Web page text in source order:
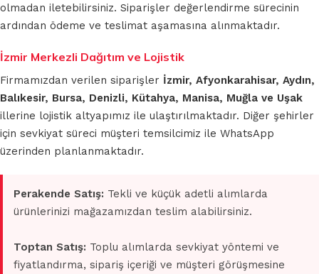
olmadan iletebilirsiniz. Siparişler değerlendirme sürecinin
ardından ödeme ve teslimat aşamasına alınmaktadır.
İzmir Merkezli Dağıtım ve Lojistik
Firmamızdan verilen siparişler İzmir, Afyonkarahisar, Aydın,
Balıkesir, Bursa, Denizli, Kütahya, Manisa, Muğla ve Uşak
illerine lojistik altyapımız ile ulaştırılmaktadır. Diğer şehirler
için sevkiyat süreci müşteri temsilcimiz ile WhatsApp
üzerinden planlanmaktadır.
Perakende Satış: Tekli ve küçük adetli alımlarda
ürünlerinizi mağazamızdan teslim alabilirsiniz.
Toptan Satış: Toplu alımlarda sevkiyat yöntemi ve
fiyatlandırma, sipariş içeriği ve müşteri görüşmesine